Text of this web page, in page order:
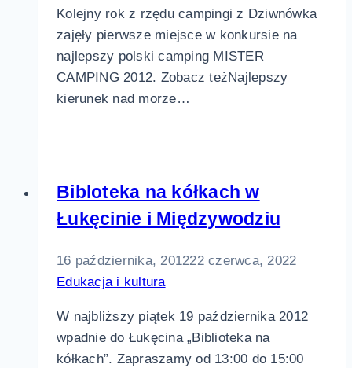
Kolejny rok z rzędu campingi z Dziwnówka
zajęły pierwsze miejsce w konkursie na
najlepszy polski camping MISTER
CAMPING 2012. Zobacz teżNajlepszy
kierunek nad morze…
Bibloteka na kółkach w
Łukęcinie i Międzywodziu
16 października, 201222 czerwca, 2022
Edukacja i kultura
W najbliższy piątek 19 października 2012
wpadnie do Łukęcina „Biblioteka na
kółkach”. Zapraszamy od 13:00 do 15:00